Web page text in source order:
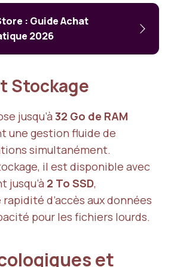
: Guide Achat
2026
Stockage
jusqu’à 32 Go de RAM
une gestion fluide de
simultanément.
il est disponible avec
jusqu’à 2 To SSD,
d’accès aux données
pour les fichiers lourds.
et